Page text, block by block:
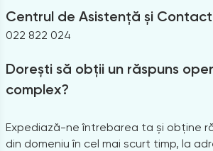
Centrul de Asistență și
022 822 024
Dorești să obții un răspuns
complex?
Expediază-ne întrebarea ta și obține
din domeniu în cel mai scurt timp, la